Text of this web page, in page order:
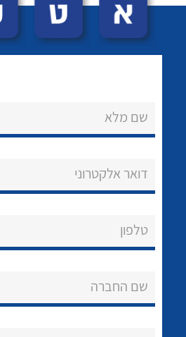
הצוות שלנו
שם מלא
דואר אלקטרוני
טלפון
שם החברה